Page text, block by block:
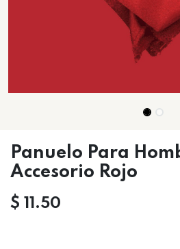
Panuelo Para
Accesorio Rojo
$ 11.50